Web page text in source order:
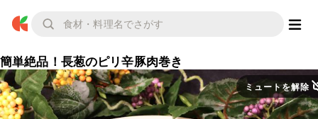
簡単絶品！長葱のピリ辛豚肉巻き
ミュートを解除